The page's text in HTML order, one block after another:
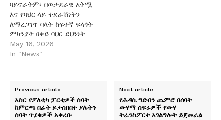
ባይኖራትም፣ በወታደራዊ አቅሟ
እና የባህር ላይ ተደራሽነትን
ለማረጋገጥ ባላት ከፍተኛ ፍላጎት
ምክንያት በቀይ ባህር ደህንነት
ንግግሮች ውስጥ ማዕከላዊ አገር
ሆና ትቀጥላለች። በዚህም
ምክንያቱም ይህን ማድረግ
ቀጣናዊ አለመረጋጋትን ሊያባብስ
እንደሚችል ሊያም ካር
May 16, 2026
In "News"
Previous article
አስር የፖለቲካ ፓርቲዎች ሰባት
ከምርጫ በፊት ይታሰበበት ያሉትን
ሰባት ጥያቄዎች አቀረቡ
Next article
የሕዳሴ ግድብን ጨምሮ በሰባት
ውሃማ ስፍራዎች የውሃ
ትራንስፖርት አገልግሎት ይጀመራል